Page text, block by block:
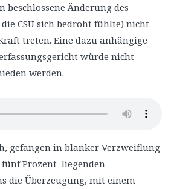
beschlossene Änderung des
CSU sich bedroht fühlte) nicht
treten. Eine dazu anhängige
würde nicht
werden.
gefangen in blanker Verzweiflung
Prozent liegenden
die Überzeugung, mit einem